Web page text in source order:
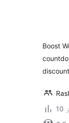
Boost